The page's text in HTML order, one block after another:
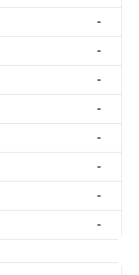
-
-
-
-
-
-
-
-